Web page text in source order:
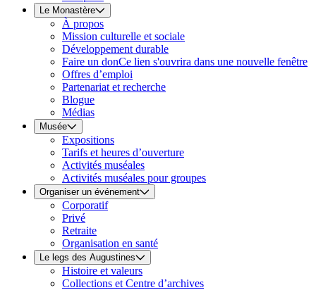
Le Monastère
À propos
Mission culturelle et sociale
Développement durable
Faire un donCe lien s'ouvrira dans une nouvelle fenêtre
Offres d’emploi
Partenariat et recherche
Blogue
Médias
Musée
Expositions
Tarifs et heures d’ouverture
Activités muséales
Activités muséales pour groupes
Organiser un événement
Corporatif
Privé
Retraite
Organisation en santé
Le legs des Augustines
Histoire et valeurs
Collections et Centre d’archives